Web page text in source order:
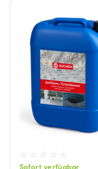
Sofort verfügbar